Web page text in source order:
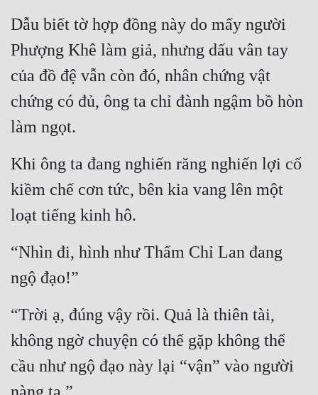
Dẫu biết tờ hợp đồng này do mấy người
Phượng Khê làm giả, nhưng dấu vân tay
của đồ đệ vẫn còn đó, nhân chứng vật
chứng có đủ, ông ta chỉ đành ngậm bồ hòn
làm ngọt.
Khi ông ta đang nghiến răng nghiến lợi cố
kiềm chế cơn tức, bên kia vang lên một
loạt tiếng kinh hô.
“Nhìn đi, hình như Thẩm Chỉ Lan đang
ngộ đạo!”
“Trời ạ, đúng vậy rồi. Quả là thiên tài,
không ngờ chuyện có thể gặp không thể
cầu như ngộ đạo này lại “vận” vào người